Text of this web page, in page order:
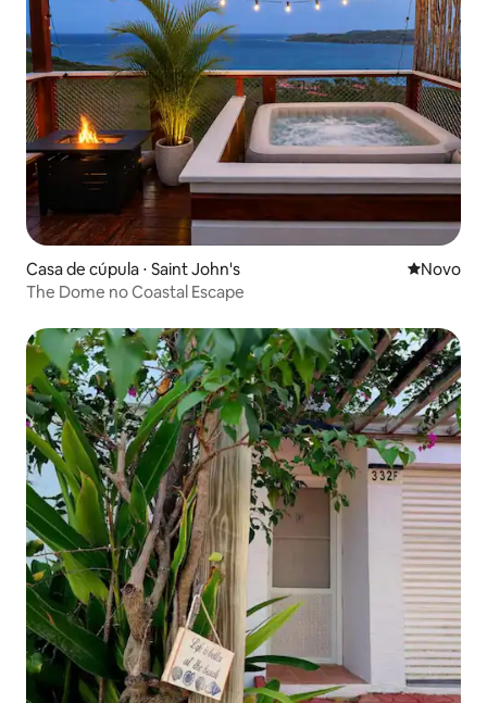
Casa de cúpula ⋅ Saint John's Novo
Novo
The Dome no Coastal Escape